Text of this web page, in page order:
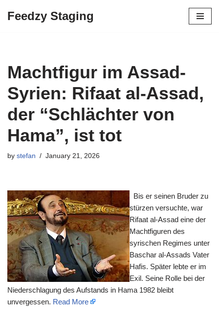
Feedzy Staging
Machtfigur im Assad-
Syrien: Rifaat al-Assad,
der “Schlächter von
Hama”, ist tot
by stefan January 21, 2026
Bis er seinen Bruder zu
stürzen versuchte, war
Rifaat al-Assad eine der
Machtfiguren des
syrischen Regimes unter
Baschar al-Assads Vater
Hafis. Später lebte er im
Exil. Seine Rolle bei der
Niederschlagung des Aufstands in Hama 1982 bleibt
unvergessen. Read More